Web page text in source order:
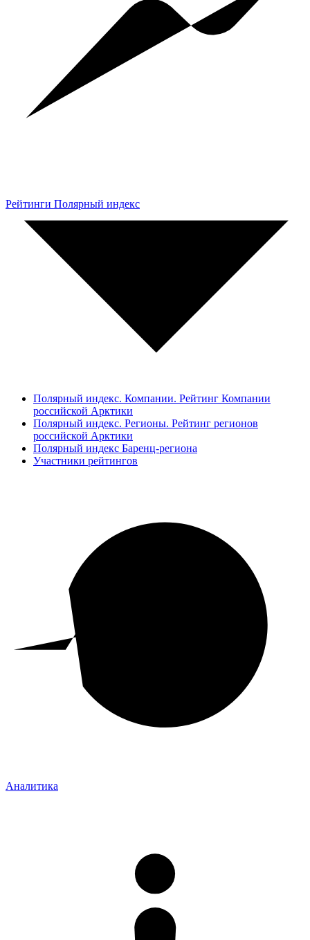
Рейтинги Полярный индекс
Полярный индекс. Компании. Рейтинг Компании
российской Арктики
Полярный индекс. Регионы. Рейтинг регионов
российской Арктики
Полярный индекс Баренц-региона
Участники рейтингов
Аналитика